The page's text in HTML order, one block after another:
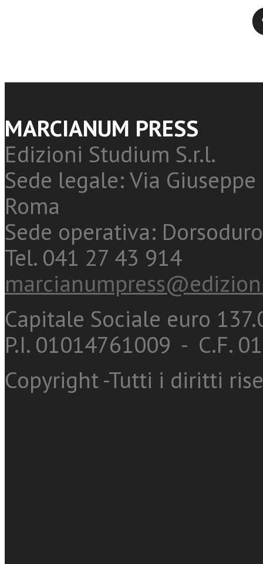
MARCIANUM PRESS
Edizioni Studium S.r.l.
Sede legale: Via
Roma
Sede operativa:
Tel. 041 27 43 914
Capitale Sociale euro
P.I. 01014761009 - C.F.
Copyright -Tutti i diritti